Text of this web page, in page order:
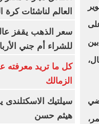
العالم لناشئات كرة
سعر الذهب يقفز
للشراء أم جني
كل ما تريد معرفته
الزمالك
سيلتيك
هيثم حسن